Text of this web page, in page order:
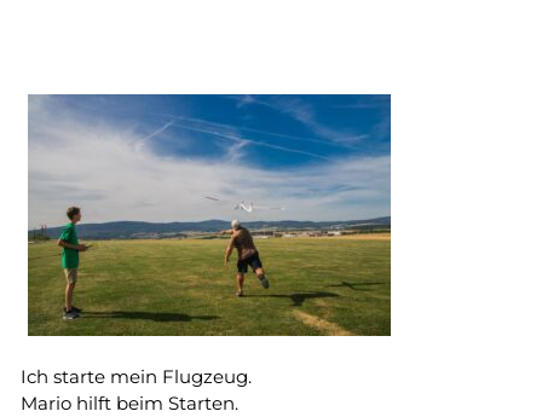
Ich starte mein Flugzeug.
Mario hilft beim Starten.